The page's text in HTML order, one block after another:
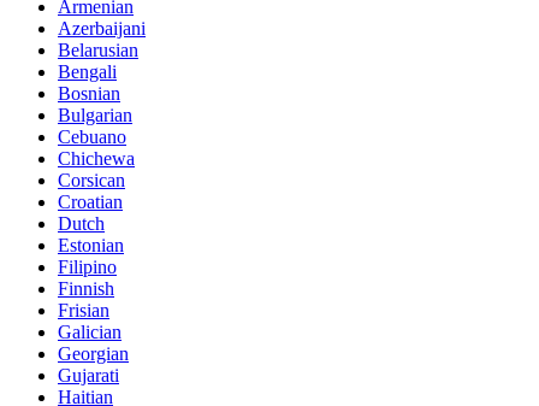
Armenian
Azerbaijani
Belarusian
Bengali
Bosnian
Bulgarian
Cebuano
Chichewa
Corsican
Croatian
Dutch
Estonian
Filipino
Finnish
Frisian
Galician
Georgian
Gujarati
Haitian